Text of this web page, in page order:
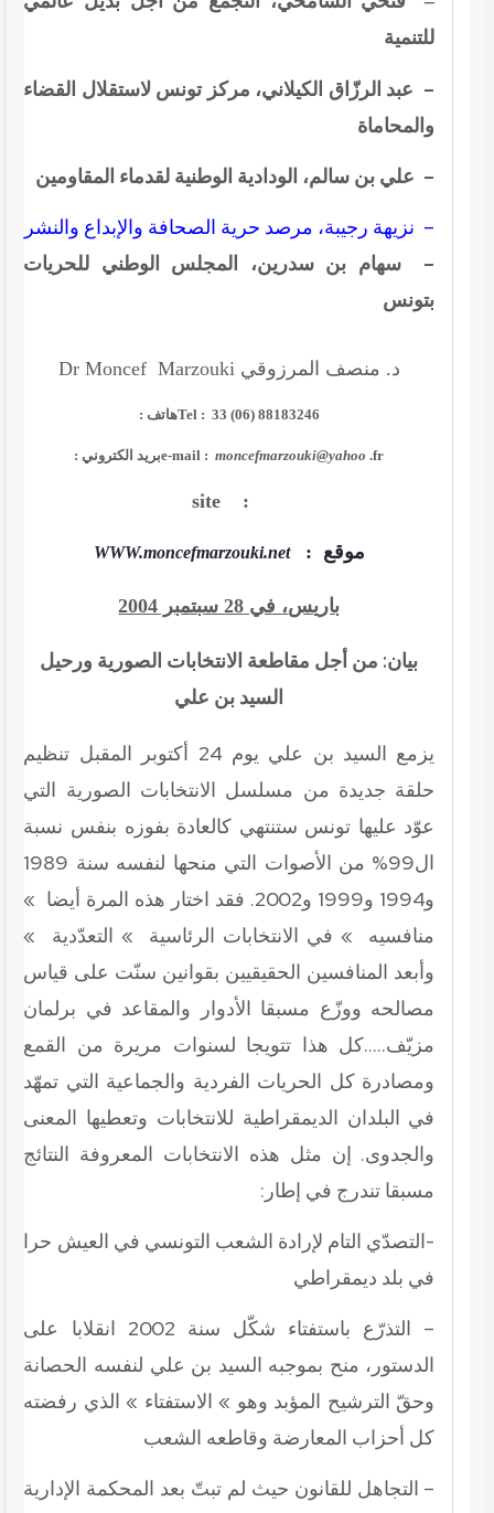
للتنمية
– عبد الرزّاق الكيلاني، مركز تونس لاستقلال القضاء
والمحاماة
– علي بن سالم، الودادية الوطنية لقدماء المقاومين
– نزيهة رجيبة، مرصد حرية الصحافة والإبداع والنشر
– سهام بن سدرين، المجلس الوطني للحريات
بتونس
Dr Moncef Marzouki د. منصف المرزوقي
Tel : 33 (06) 88183246هاتف :
e-mail :moncefmarzouki@yahoo .fr بريد الكتروني :
site :
WWW.moncefmarzouki.net : موقع
باريس، في 28 سبتمبر 2004
بيان: من أجل مقاطعة الانتخابات الصورية ورحيل
السيد بن علي
يزمع السيد بن علي يوم 24 أكتوبر المقبل تنظيم
حلقة جديدة من مسلسل الانتخابات الصورية التي
عوّد عليها تونس ستنتهي كالعادة بفوزه بنفس نسبة
ال99% من الأصوات التي منحها لنفسه سنة 1989
و1994 و1999 و2002. فقد اختار هذه المرة أيضا »
منافسيه » في الانتخابات الرئاسية » التعدّدية »
وأبعد المنافسين الحقيقيين بقوانين سنّت على قياس
مصالحه ووزّع مسبقا الأدوار والمقاعد في برلمان
مزيّف…..كل هذا تتويجا لسنوات مريرة من القمع
ومصادرة كل الحريات الفردية والجماعية التي تمهّد
في البلدان الديمقراطية للانتخابات وتعطيها المعنى
والجدوى. إن مثل هذه الانتخابات المعروفة النتائج
مسبقا تندرج في إطار:
-التصدّي التام لإرادة الشعب التونسي في العيش حرا
في بلد ديمقراطي
– التذرّع باستفتاء شكّل سنة 2002 انقلابا على
الدستور، منح بموجبه السيد بن علي لنفسه الحصانة
وحقّ الترشيح المؤبد وهو » الاستفتاء » الذي رفضته
كل أحزاب المعارضة وقاطعه الشعب
– التجاهل للقانون حيث لم تبتّ بعد المحكمة الإدارية